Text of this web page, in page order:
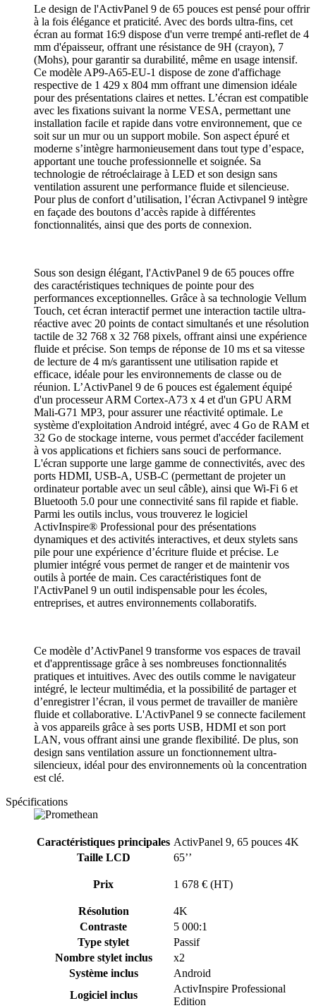
Le design de l'ActivPanel 9 de 65 pouces est pensé pour offrir
à la fois élégance et praticité. Avec des bords ultra-fins, cet
écran au format 16:9 dispose d'un verre trempé anti-reflet de 4
mm d'épaisseur, offrant une résistance de 9H (crayon), 7
(Mohs), pour garantir sa durabilité, même en usage intensif.
Ce modèle AP9-A65-EU-1 dispose de zone d'affichage
respective de 1 429 x 804 mm offrant une dimension idéale
pour des présentations claires et nettes. L’écran est compatible
avec les fixations suivant la norme VESA, permettant une
installation facile et rapide dans votre environnement, que ce
soit sur un mur ou un support mobile. Son aspect épuré et
moderne s’intègre harmonieusement dans tout type d’espace,
apportant une touche professionnelle et soignée. Sa
technologie de rétroéclairage à LED et son design sans
ventilation assurent une performance fluide et silencieuse.
Pour plus de confort d’utilisation, l’écran Activpanel 9 intègre
en façade des boutons d’accès rapide à différentes
fonctionnalités, ainsi que des ports de connexion.
Sous son design élégant, l'ActivPanel 9 de 65 pouces offre
des caractéristiques techniques de pointe pour des
performances exceptionnelles. Grâce à sa technologie Vellum
Touch, cet écran interactif permet une interaction tactile ultra-
réactive avec 20 points de contact simultanés et une résolution
tactile de 32 768 x 32 768 pixels, offrant ainsi une expérience
fluide et précise. Son temps de réponse de 10 ms et sa vitesse
de lecture de 4 m/s garantissent une utilisation rapide et
efficace, idéale pour les environnements de classe ou de
réunion. L’ActivPanel 9 de 6 pouces est également équipé
d'un processeur ARM Cortex-A73 x 4 et d'un GPU ARM
Mali-G71 MP3, pour assurer une réactivité optimale. Le
système d'exploitation Android intégré, avec 4 Go de RAM et
32 Go de stockage interne, vous permet d'accéder facilement
à vos applications et fichiers sans souci de performance.
L'écran supporte une large gamme de connectivités, avec des
ports HDMI, USB-A, USB-C (permettant de projeter un
ordinateur portable avec un seul câble), ainsi que Wi-Fi 6 et
Bluetooth 5.0 pour une connectivité sans fil rapide et fiable.
Parmi les outils inclus, vous trouverez le logiciel
ActivInspire® Professional pour des présentations
dynamiques et des activités interactives, et deux stylets sans
pile pour une expérience d’écriture fluide et précise. Le
plumier intégré vous permet de ranger et de maintenir vos
outils à portée de main. Ces caractéristiques font de
l'ActivPanel 9 un outil indispensable pour les écoles,
entreprises, et autres environnements collaboratifs.
Ce modèle d’ActivPanel 9 transforme vos espaces de travail
et d'apprentissage grâce à ses nombreuses fonctionnalités
pratiques et intuitives. Avec des outils comme le navigateur
intégré, le lecteur multimédia, et la possibilité de partager et
d’enregistrer l’écran, il vous permet de travailler de manière
fluide et collaborative. L'ActivPanel 9 se connecte facilement
à vos appareils grâce à ses ports USB, HDMI et son port
LAN, vous offrant ainsi une grande flexibilité. De plus, son
design sans ventilation assure un fonctionnement ultra-
silencieux, idéal pour des environnements où la concentration
est clé.
Spécifications
Caractéristiques principales ActivPanel 9, 65 pouces 4K
Taille LCD
65’’
Prix 1 678 € (HT)
Résolution
4K
Contraste
5 000:1
Type stylet
Passif
Nombre stylet inclus
x2
Système inclus
Android
Logiciel inclus
ActivInspire Professional
Edition